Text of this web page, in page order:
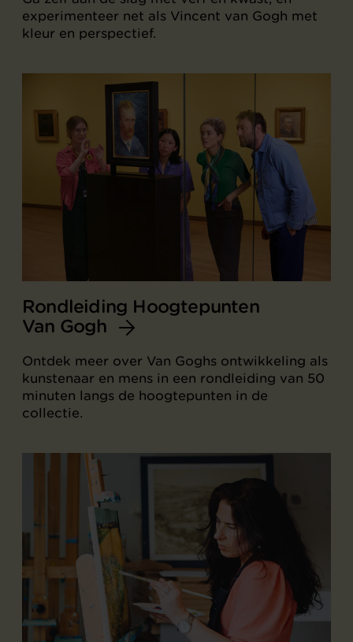
experimenteer net als Vincent van Gogh met
kleur en perspectief.
Rondleiding Hoogtepunten
Van Gogh
Ontdek meer over Van Goghs ontwikkeling als
kunstenaar en mens in een rondleiding van 50
minuten langs de hoogtepunten in de
collectie.